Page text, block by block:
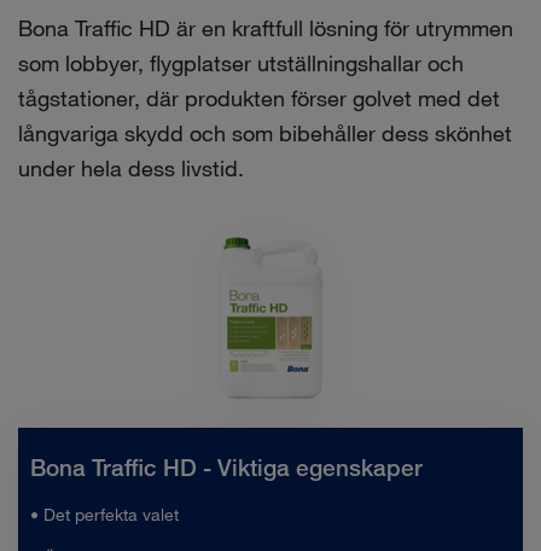
Bona Traffic HD är en kraftfull lösning för utrymmen
som lobbyer, flygplatser utställningshallar och
tågstationer, där produkten förser golvet med det
långvariga skydd och som bibehåller dess skönhet
under hela dess livstid.
Bona Traffic HD - Viktiga egenskaper
• Det perfekta valet